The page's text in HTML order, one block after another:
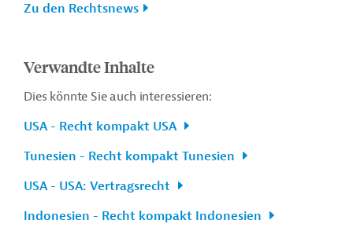
Zu den Rechtsnews
Verwandte Inhalte
Dies könnte Sie auch interessieren:
USA - Recht kompakt USA
Tunesien - Recht kompakt Tunesien
USA - USA: Vertragsrecht
Indonesien - Recht kompakt Indonesien